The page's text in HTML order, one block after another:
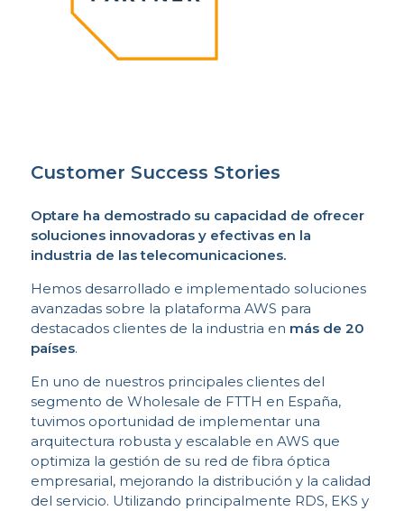
Customer Success Stories
Optare ha demostrado su capacidad de ofrecer
soluciones innovadoras y efectivas en la
industria de las telecomunicaciones.
Hemos desarrollado e implementado soluciones
avanzadas sobre la plataforma AWS para
destacados clientes de la industria en más de 20
países.
En uno de nuestros principales clientes del
segmento de Wholesale de FTTH en España,
tuvimos oportunidad de implementar una
arquitectura robusta y escalable en AWS que
optimiza la gestión de su red de fibra óptica
empresarial, mejorando la distribución y la calidad
del servicio. Utilizando principalmente RDS, EKS y